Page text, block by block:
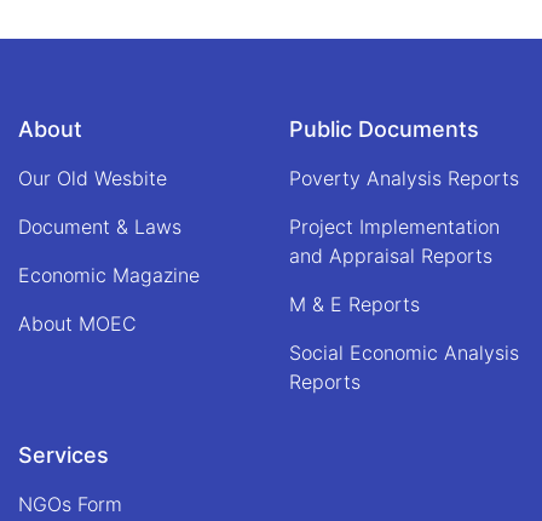
About
Our Old Wesbite
Document & Laws
Economic Magazine
About MOEC
Public Documents
Poverty Analysis Reports
Project Implementation
and Appraisal Reports
M & E Reports
Social Economic Analysis
Reports
Services
NGOs Form